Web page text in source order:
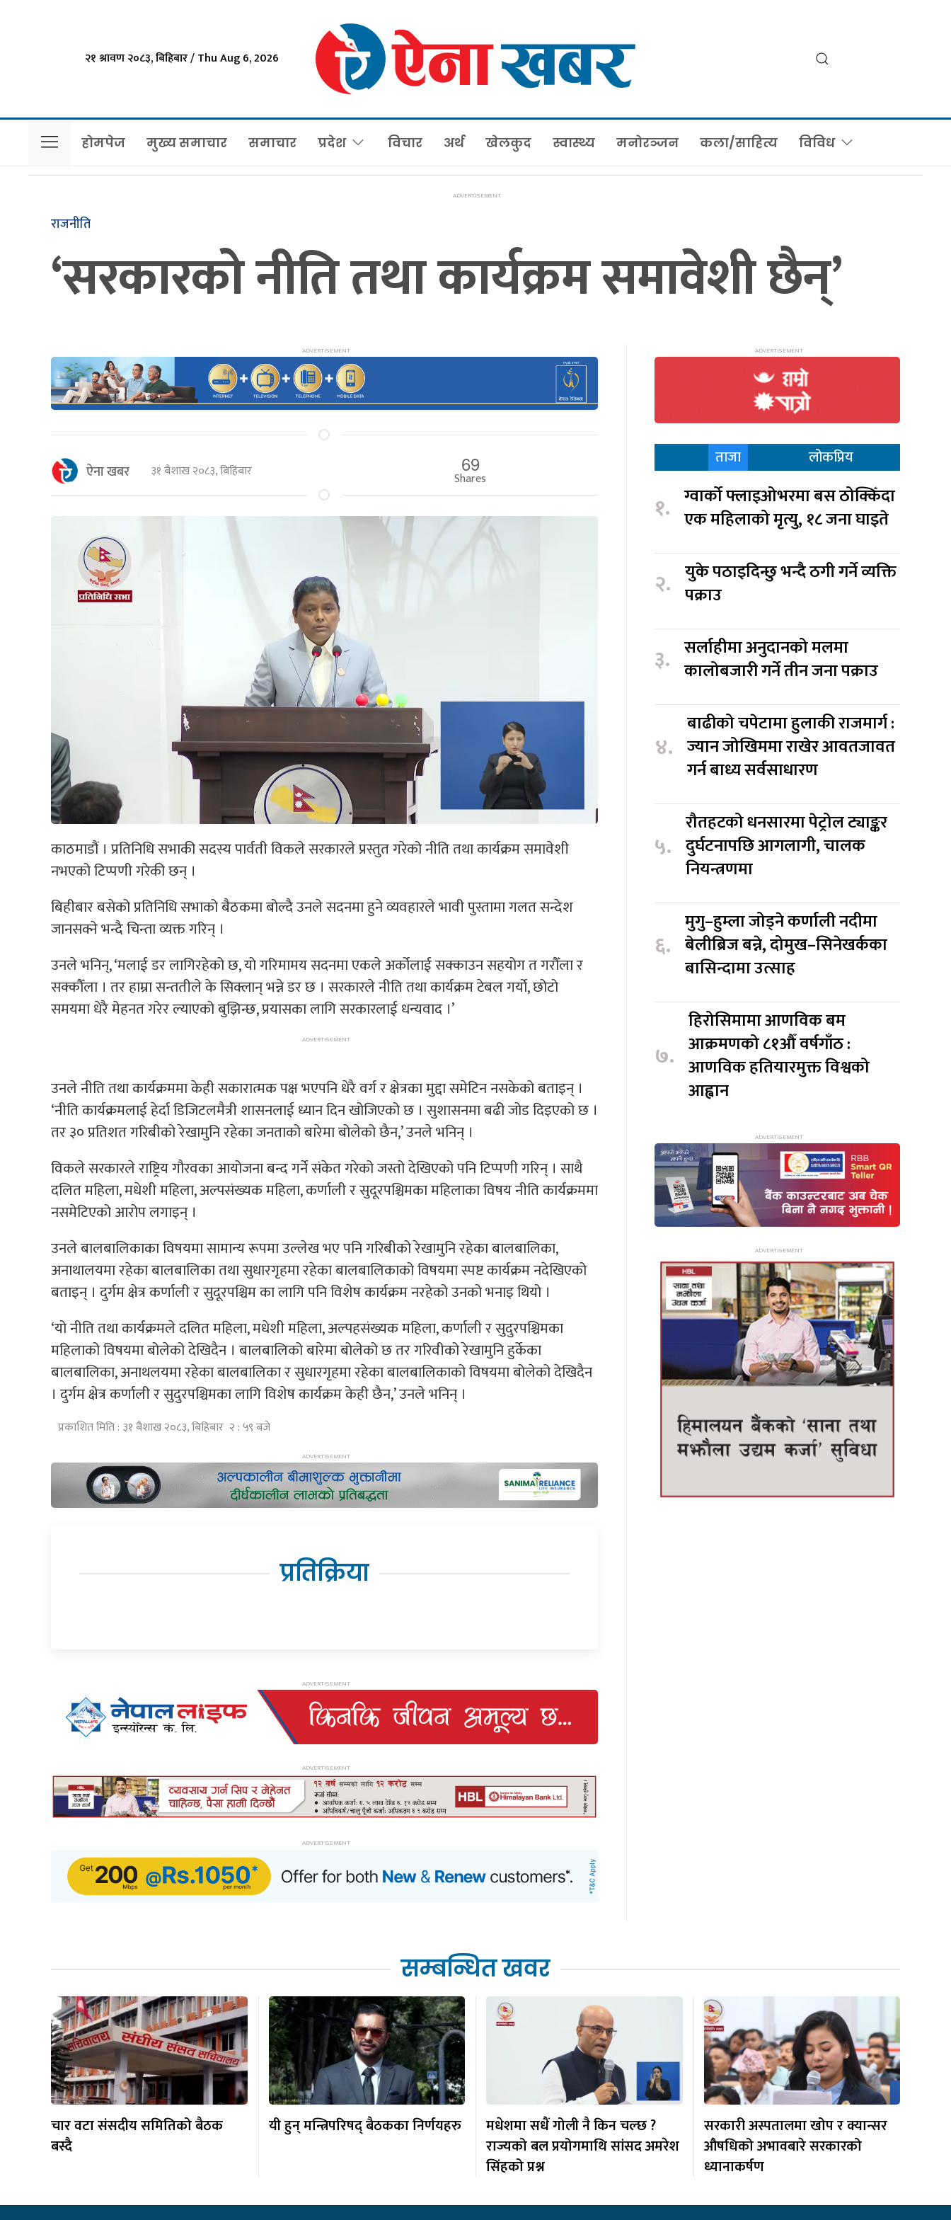
२१ श्रावण २०८३, बिहिबार / Thu Aug 6, 2026
होमपेज मुख्य समाचार समाचार प्रदेश विचार अर्थ खेलकुद स्वास्थ्य मनोरञ्जन कला/साहित्य विविध
राजनीति
‘सरकारको नीति तथा कार्यक्रम समावेशी छैन्’
ऐना खबर ३१ बैशाख २०८३, बिहिबार 69
Shares
काठमाडौं । प्रतिनिधि सभाकी सदस्य पार्वती विकले सरकारले प्रस्तुत गरेको नीति तथा कार्यक्रम समावेशी
नभएको टिप्पणी गरेकी छन् ।
बिहीबार बसेको प्रतिनिधि सभाको बैठकमा बोल्दै उनले सदनमा हुने व्यवहारले भावी पुस्तामा गलत सन्देश
जानसक्ने भन्दै चिन्ता व्यक्त गरिन् ।
उनले भनिन्, ‘मलाई डर लागिरहेको छ, यो गरिमामय सदनमा एकले अर्कोलाई सक्काउन सहयोग त गरौँला र
सक्कौँला । तर हाम्रा सन्ततीले के सिक्लान् भन्ने डर छ । सरकारले नीति तथा कार्यक्रम टेबल गर्यो, छोटो
समयमा धेरै मेहनत गरेर ल्याएको बुझिन्छ, प्रयासका लागि सरकारलाई धन्यवाद ।’
उनले नीति तथा कार्यक्रममा केही सकारात्मक पक्ष भएपनि धेरै वर्ग र क्षेत्रका मुद्दा समेटिन नसकेको बताइन् ।
‘नीति कार्यक्रमलाई हेर्दा डिजिटलमैत्री शासनलाई ध्यान दिन खोजिएको छ । सुशासनमा बढी जोड दिइएको छ ।
तर ३० प्रतिशत गरिबीको रेखामुनि रहेका जनताको बारेमा बोलेको छैन,’ उनले भनिन् ।
विकले सरकारले राष्ट्रिय गौरवका आयोजना बन्द गर्ने संकेत गरेको जस्तो देखिएको पनि टिप्पणी गरिन् । साथै
दलित महिला, मधेशी महिला, अल्पसंख्यक महिला, कर्णाली र सुदूरपश्चिमका महिलाका विषय नीति कार्यक्रममा
नसमेटिएको आरोप लगाइन् ।
उनले बालबालिकाका विषयमा सामान्य रूपमा उल्लेख भए पनि गरिबीको रेखामुनि रहेका बालबालिका,
अनाथालयमा रहेका बालबालिका तथा सुधारगृहमा रहेका बालबालिकाको विषयमा स्पष्ट कार्यक्रम नदेखिएको
बताइन् । दुर्गम क्षेत्र कर्णाली र सुदूरपश्चिम का लागि पनि विशेष कार्यक्रम नरहेको उनको भनाइ थियो ।
‘यो नीति तथा कार्यक्रमले दलित महिला, मधेशी महिला, अल्पहसंख्यक महिला, कर्णाली र सुदुरपश्चिमका
महिलाको विषयमा बोलेको देखिदैन । बालबालिको बारेमा बोलेको छ तर गरिवीको रेखामुनि हुर्केका
बालबालिका, अनाथलयमा रहेका बालबालिका र सुधारगृहमा रहेका बालबालिकाको विषयमा बोलेको देखिदैन
। दुर्गम क्षेत्र कर्णाली र सुदुरपश्चिमका लागि विशेष कार्यक्रम केही छैन,’ उनले भनिन् ।
प्रकाशित मिति : ३१ बैशाख २०८३, बिहिबार २ : ५९ बजे
प्रतिक्रिया
ताजा लोकप्रिय
१. ग्वार्को फ्लाइओभरमा बस ठोक्किँदा
एक महिलाको मृत्यु, १८ जना घाइते
२. युके पठाइदिन्छु भन्दै ठगी गर्ने व्यक्ति
पक्राउ
३. सर्लाहीमा अनुदानको मलमा
कालोबजारी गर्ने तीन जना पक्राउ
४.
बाढीको चपेटामा हुलाकी राजमार्ग :
ज्यान जोखिममा राखेर आवतजावत
गर्न बाध्य सर्वसाधारण
५.
रौतहटको धनसारमा पेट्रोल ट्याङ्कर
दुर्घटनापछि आगलागी, चालक
नियन्त्रणमा
६.
मुगु–हुम्ला जोड्ने कर्णाली नदीमा
बेलीब्रिज बन्ने, दोमुख–सिनेखर्कका
बासिन्दामा उत्साह
७.
हिरोसिमामा आणविक बम
आक्रमणको ८१औँ वर्षगाँठ :
आणविक हतियारमुक्त विश्वको
आह्वान
सम्बन्धित खवर
चार वटा संसदीय समितिको बैठक
बस्दै
यी हुन् मन्त्रिपरिषद् बैठकका निर्णयहरु
मधेशमा सधैं गोली नै किन चल्छ ?
राज्यको बल प्रयोगमाथि सांसद अमरेश
सिंहको प्रश्न
सरकारी अस्पतालमा खोप र क्यान्सर
औषधिको अभावबारे सरकारको
ध्यानाकर्षण